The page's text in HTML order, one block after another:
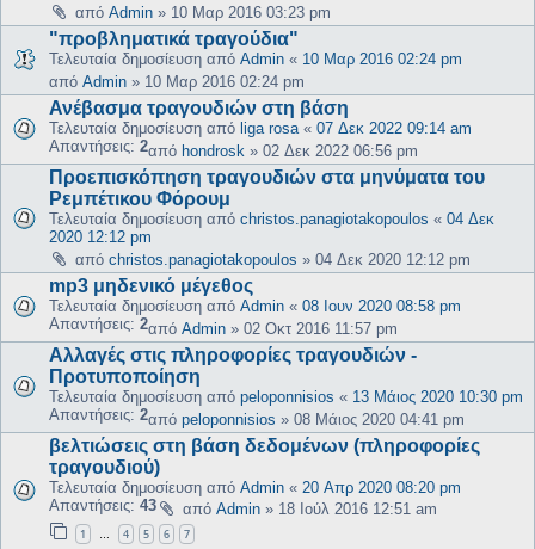
από Admin » 10 Μαρ 2016 03:23 pm
"προβληματικά τραγούδια"
Τελευταία δημοσίευση από Admin « 10 Μαρ 2016 02:24 pm
από Admin » 10 Μαρ 2016 02:24 pm
Ανέβασμα τραγουδιών στη βάση
Τελευταία δημοσίευση από liga rosa « 07 Δεκ 2022 09:14 am
Απαντήσεις: 2από hondrosk » 02 Δεκ 2022 06:56 pm
Προεπισκόπηση τραγουδιών στα μηνύματα του
Ρεμπέτικου Φόρουμ
Τελευταία δημοσίευση από christos.panagiotakopoulos « 04 Δεκ
2020 12:12 pm
από christos.panagiotakopoulos » 04 Δεκ 2020 12:12 pm
mp3 μηδενικό μέγεθος
Τελευταία δημοσίευση από Admin « 08 Ιουν 2020 08:58 pm
Απαντήσεις: 2από Admin » 02 Οκτ 2016 11:57 pm
Αλλαγές στις πληροφορίες τραγουδιών -
Προτυποποίηση
Τελευταία δημοσίευση από peloponnisios « 13 Μάιος 2020 10:30 pm
Απαντήσεις: 2από peloponnisios » 08 Μάιος 2020 04:41 pm
βελτιώσεις στη βάση δεδομένων (πληροφορίες
τραγουδιού)
Τελευταία δημοσίευση από Admin « 20 Απρ 2020 08:20 pm
Απαντήσεις: 43 από Admin » 18 Ιούλ 2016 12:51 am
1 … 4 5 6 7